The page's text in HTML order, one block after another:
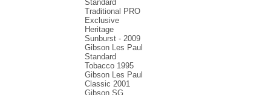
Standard
Traditional PRO
Exclusive
Heritage
Sunburst - 2009
Gibson Les Paul
Standard
Tobacco 1995
Gibson Les Paul
Classic 2001
Gibson SG